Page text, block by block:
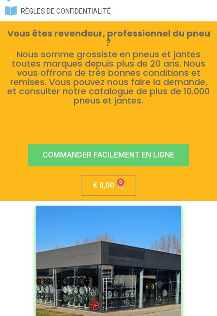
RÈGLES DE CONFIDENTIALITÉ
Vous êtes revendeur, professionnel du pneu
?
Nous somme grossiste en pneus et jantes
toutes marques depuis plus de 20 ans. Nous
vous offrons de très bonnes conditions et
remises. Vous pouvez nous faire la demande,
et consulter notre catalogue de plus de 10.000
pneus et jantes.
COMMANDER FACILEMENT EN LIGNE
€ 0,00